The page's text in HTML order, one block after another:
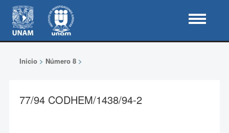
Inicio> Número 8>
77/94 CODHEM/1438/94-2